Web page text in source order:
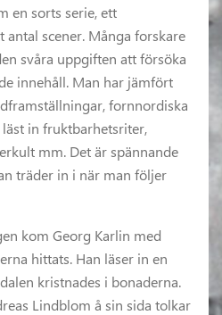
en sorts serie, ett
scener. Många forskare
svåra uppgiften att försöka
innehåll. Man har jämfört
fornnordiska
in fruktbarhetsriter,
mm. Det är spännande
träder in i när man följer
kom Georg Karlin med
hittats. Han läser in en
kristnades i bonaderna.
Lindblom å sin sida tolkar